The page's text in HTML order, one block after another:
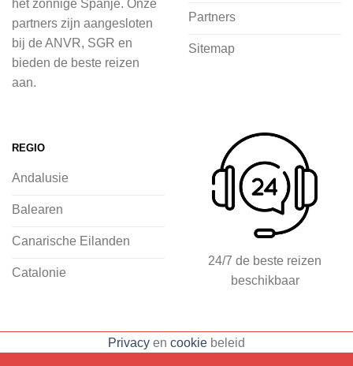
Bij 2Spanje.nl begint de voorpret al
voordat je het vliegtuig instapt, door
inspiratie op te doen over dit zonnige
vliegvakantie zoeken en boeken bij
2Spanje.nl, met een team dat altijd
klaarstaat om eventuele vragen te
beantwoorden en ervoor te zorgen dat
jij met een gerust hart op vakantie kunt
accommodaties: resorts, hotels en
het zonnige Spanje. Onze
partners zijn aangesloten
bij de ANVR, SGR en
bieden de beste reizen
aan.
Partners
Sitemap
REGIO
Andalusie
Balearen
Canarische Eilanden
Catalonie
24/7 de beste reizen
beschikbaar
Privacy en cookie beleid